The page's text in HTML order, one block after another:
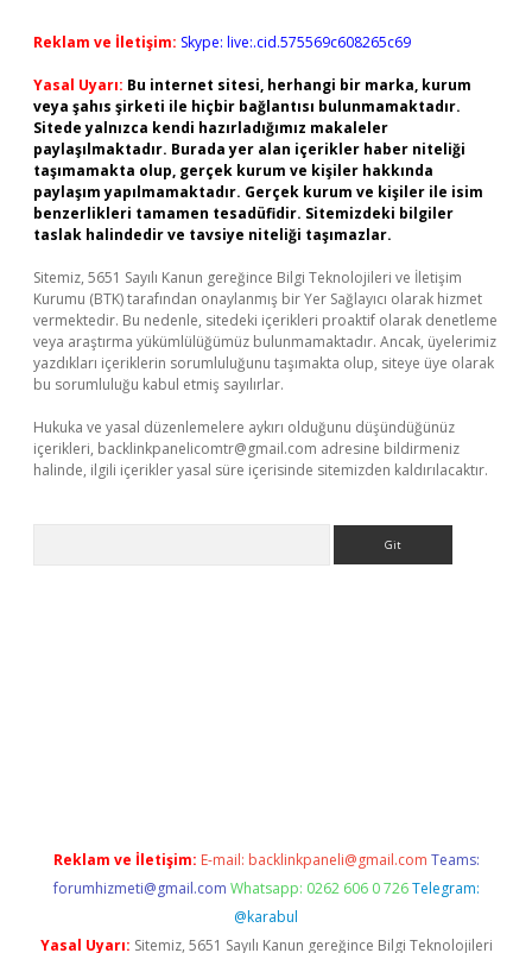
Reklam ve İletişim: Skype: live:.cid.575569c608265c69
Yasal Uyarı: Bu internet sitesi, herhangi bir marka, kurum
veya şahıs şirketi ile hiçbir bağlantısı bulunmamaktadır.
Sitede yalnızca kendi hazırladığımız makaleler
paylaşılmaktadır. Burada yer alan içerikler haber niteliği
taşımamakta olup, gerçek kurum ve kişiler hakkında
paylaşım yapılmamaktadır. Gerçek kurum ve kişiler ile isim
benzerlikleri tamamen tesadüfidir. Sitemizdeki bilgiler
taslak halindedir ve tavsiye niteliği taşımazlar.
Sitemiz, 5651 Sayılı Kanun gereğince Bilgi Teknolojileri ve İletişim
Kurumu (BTK) tarafından onaylanmış bir Yer Sağlayıcı olarak hizmet
vermektedir. Bu nedenle, sitedeki içerikleri proaktif olarak denetleme
veya araştırma yükümlülüğümüz bulunmamaktadır. Ancak, üyelerimiz
yazdıkları içeriklerin sorumluluğunu taşımakta olup, siteye üye olarak
bu sorumluluğu kabul etmiş sayılırlar.
Hukuka ve yasal düzenlemelere aykırı olduğunu düşündüğünüz
içerikleri, backlinkpanelicomtr@gmail.com adresine bildirmeniz
halinde, ilgili içerikler yasal süre içerisinde sitemizden kaldırılacaktır.
Reklam ve İletişim: E-mail: backlinkpaneli@gmail.com Teams:
forumhizmeti@gmail.com Whatsapp: 0262 606 0 726 Telegram:
@karabul
Yasal Uyarı: Sitemiz, 5651 Sayılı Kanun gereğince Bilgi Teknolojileri